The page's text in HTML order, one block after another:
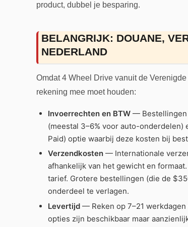
product, dubbel je besparing.
BELANGRIJK: DOUANE,
NEDERLAND
Omdat 4 Wheel Drive vanuit de
rekening mee moet houden:
Invoerrechten en BTW— Bestellingen
(meestal 3–6% voor auto-onderdelen)
Paid) optie waarbij deze kosten bij
Verzendkosten— Internationale
afhankelijk van het gewicht en
tarief. Grotere bestellingen (die de
onderdeel te verlagen.
Levertijd— Reken op 7–21
opties zijn beschikbaar maar